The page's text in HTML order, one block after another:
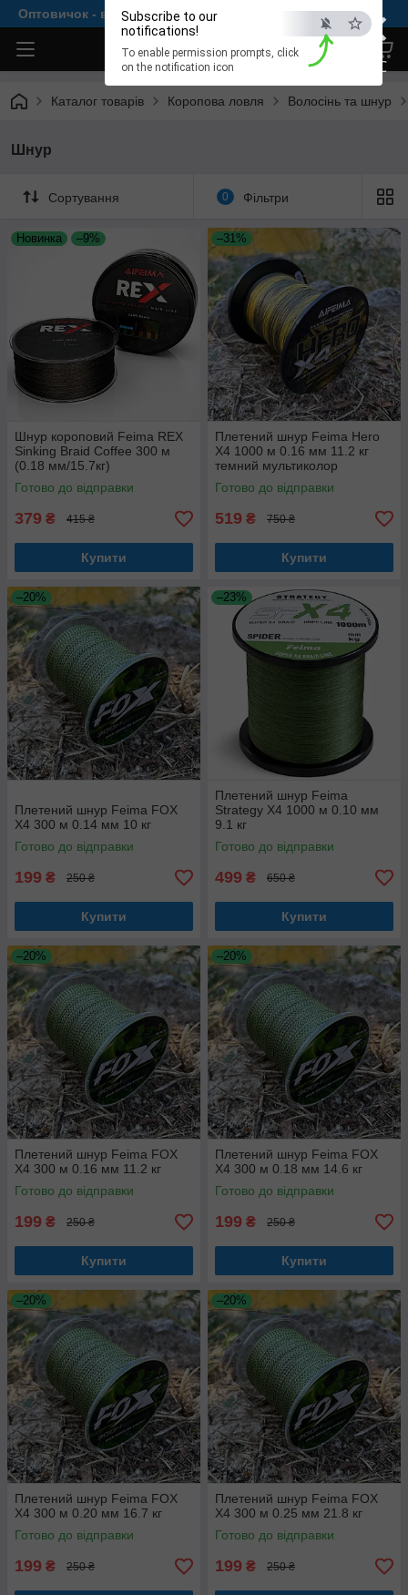
×
ESC
Subscribe to our
notifications!
To enable permission prompts, click
on the notification icon
Оптовичок - все для комфортної рибалки
Каталог товарів Коропова ловля Волосінь та шнур
Шнур
Сортування 0 Фільтри
Новинка –9%
Шнур короповий Feima REX
Sinking Braid Coffee 300 м
(0.18 мм/15.7кг)
Готово до відправки
379 ₴ 415 ₴
Купити
–31%
Плетений шнур Feima Hero
X4 1000 м 0.16 мм 11.2 кг
темний мультиколор
Готово до відправки
519 ₴ 750 ₴
Купити
–20%
Плетений шнур Feima FOX
X4 300 м 0.14 мм 10 кг
Готово до відправки
199 ₴ 250 ₴
Купити
–23%
Плетений шнур Feima
Strategy X4 1000 м 0.10 мм
9.1 кг
Готово до відправки
499 ₴ 650 ₴
Купити
–20%
Плетений шнур Feima FOX
X4 300 м 0.16 мм 11.2 кг
Готово до відправки
199 ₴ 250 ₴
Купити
–20%
Плетений шнур Feima FOX
X4 300 м 0.18 мм 14.6 кг
Готово до відправки
199 ₴ 250 ₴
Купити
–20%
Плетений шнур Feima FOX
X4 300 м 0.20 мм 16.7 кг
Готово до відправки
199 ₴ 250 ₴
–20%
Плетений шнур Feima FOX
X4 300 м 0.25 мм 21.8 кг
Готово до відправки
199 ₴ 250 ₴